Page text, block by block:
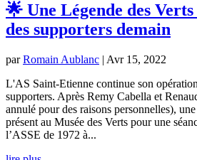
🌟 Une Légende des
des supporters demain
parRomain Aublanc | Avr 15, 2022
L'AS Saint-Etienne continue son
supporters. Après Remy Cabella et
annulé pour des raisons personnelles),
présent au Musée des Verts pour une
l’ASSE de 1972 à...